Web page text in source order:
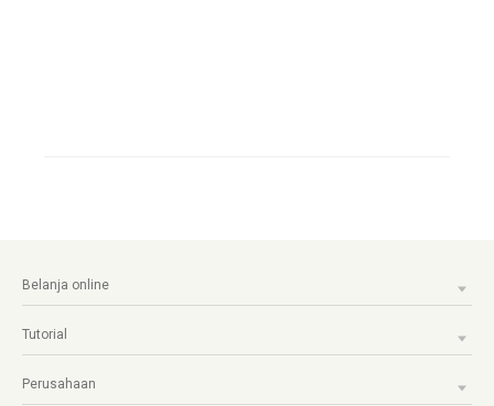
Belanja online
Tutorial
Perusahaan